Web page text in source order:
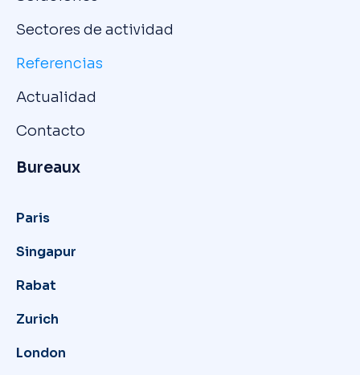
Sectores de actividad
Referencias
Actualidad
Contacto
Bureaux
Paris
Singapur
Rabat
Zurich
London